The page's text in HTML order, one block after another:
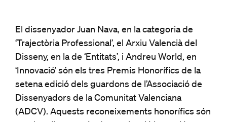
El dissenyador Juan Nava, en la categoria de
‘Trajectòria Professional’, el Arxiu Valencià del
Disseny, en la de ‘Entitats’, i Andreu World, en
‘Innovació’ són els tres Premis Honorífics de la
setena edició dels guardons de l’Associació de
Dissenyadors de la Comunitat Valenciana
(ADCV). Aquests reconeixements honorífics són